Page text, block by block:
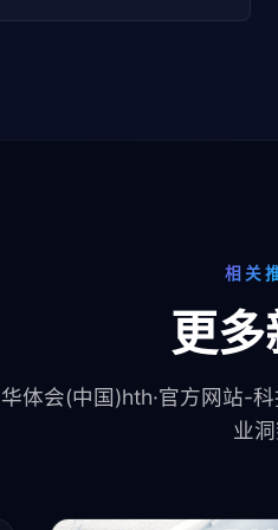
相关
更多
体会(中国)hth·官方网站-
业